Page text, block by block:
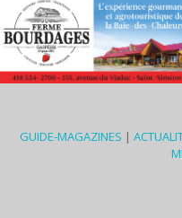
GUIDE-MAGAZINES |